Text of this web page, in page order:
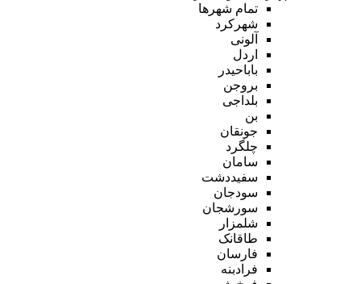
تمام شهر‌ها
شهرکرد
آلونی
اردل
باباحیدر
بروجن
بلداجی
بن
جونقان
چلگرد
سامان
سفیددشت
سودجان
سورشجان
شلمزار
طاقانک
فارسان
فرادبنه